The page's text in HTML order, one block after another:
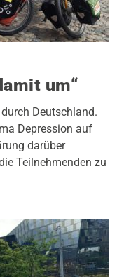
um“
Deutschland.
Depression auf
darüber
Teilnehmenden zu